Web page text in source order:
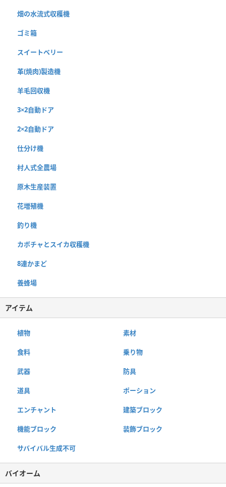
畑の水流式収穫機
ゴミ箱
スイートベリー
革(焼肉)製造機
羊毛回収機
3×2自動ドア
2×2自動ドア
仕分け機
村人式全農場
原木生産装置
花増殖機
釣り機
カボチャとスイカ収穫機
8連かまど
養蜂場
アイテム
植物 素材
食料 乗り物
武器 防具
道具 ポーション
エンチャント 建築ブロック
機能ブロック 装飾ブロック
サバイバル生成不可
バイオーム